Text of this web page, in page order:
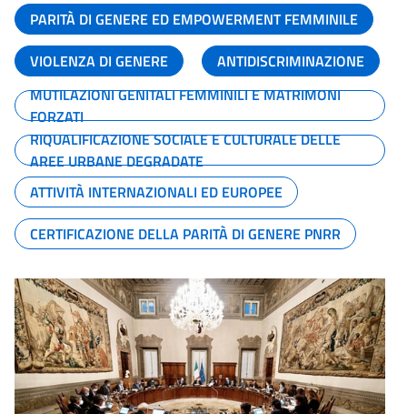
PARITÀ DI GENERE ED EMPOWERMENT FEMMINILE
VIOLENZA DI GENERE
ANTIDISCRIMINAZIONE
MUTILAZIONI GENITALI FEMMINILI E MATRIMONI
FORZATI
RIQUALIFICAZIONE SOCIALE E CULTURALE DELLE
AREE URBANE DEGRADATE
ATTIVITÀ INTERNAZIONALI ED EUROPEE
CERTIFICAZIONE DELLA PARITÀ DI GENERE PNRR